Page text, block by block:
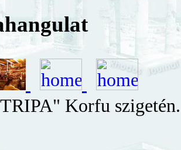
Korfu szigetén.